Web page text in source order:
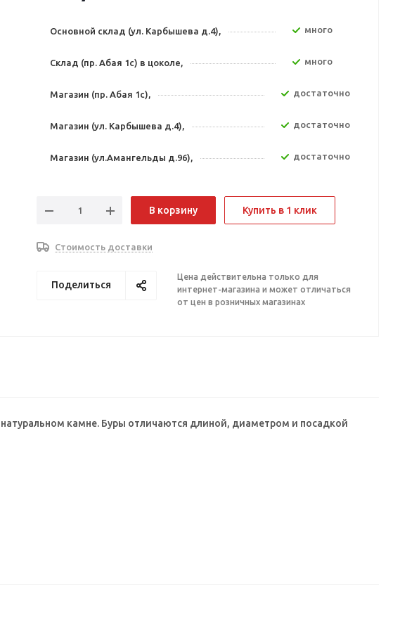
Основной склад (ул. Карбышева д.4), Много
Склад (пр. Абая 1с) в цоколе, Много
Магазин (пр. Абая 1с), Достаточно
Магазин (ул. Карбышева д.4), Достаточно
Магазин (ул.Амангельды д.96), Достаточно
В корзину Купить в 1 клик
Стоимость доставки
Поделиться
Цена действительна только для
интернет-магазина и может отличаться
от цен в розничных магазинах
камне. Буры отличаются длиной, диаметром и посадкой